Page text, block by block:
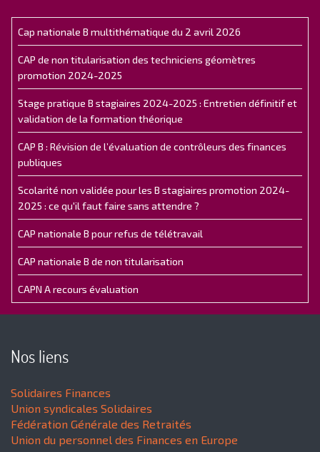
Cap nationale B multithématique du 2 avril 2026
CAP de non titularisation des techniciens géomètres
promotion 2024-2025
Stage pratique B stagiaires 2024-2025 : Entretien définitif et
validation de la formation théorique
CAP B : Révision de l’évaluation de contrôleurs des finances
publiques
Scolarité non validée pour les B stagiaires promotion 2024-
2025 : ce qu'il faut faire sans attendre ?
CAP nationale B pour refus de télétravail
CAP nationale B de non titularisation
CAPN A recours évaluation
Nos liens
Solidaires Finances
Union syndicales Solidaires
Fédération Générale des Retraités
Union du personnel des Finances en Europe